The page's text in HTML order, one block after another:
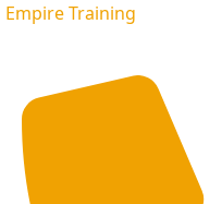
Empire Training